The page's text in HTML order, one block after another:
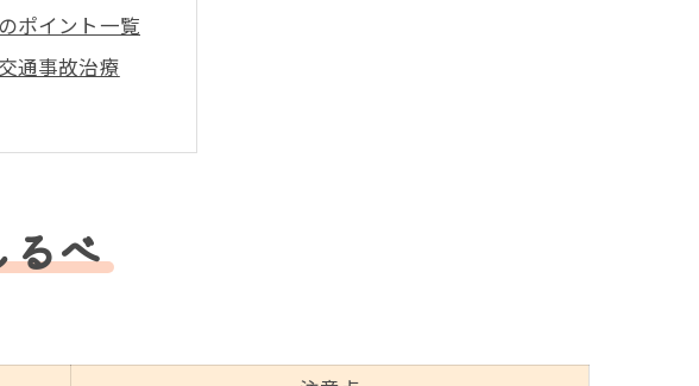
ポイント一覧
通事故治療
療アプローチ
具体策
は
選択肢比較
選ぶコツ
るべ